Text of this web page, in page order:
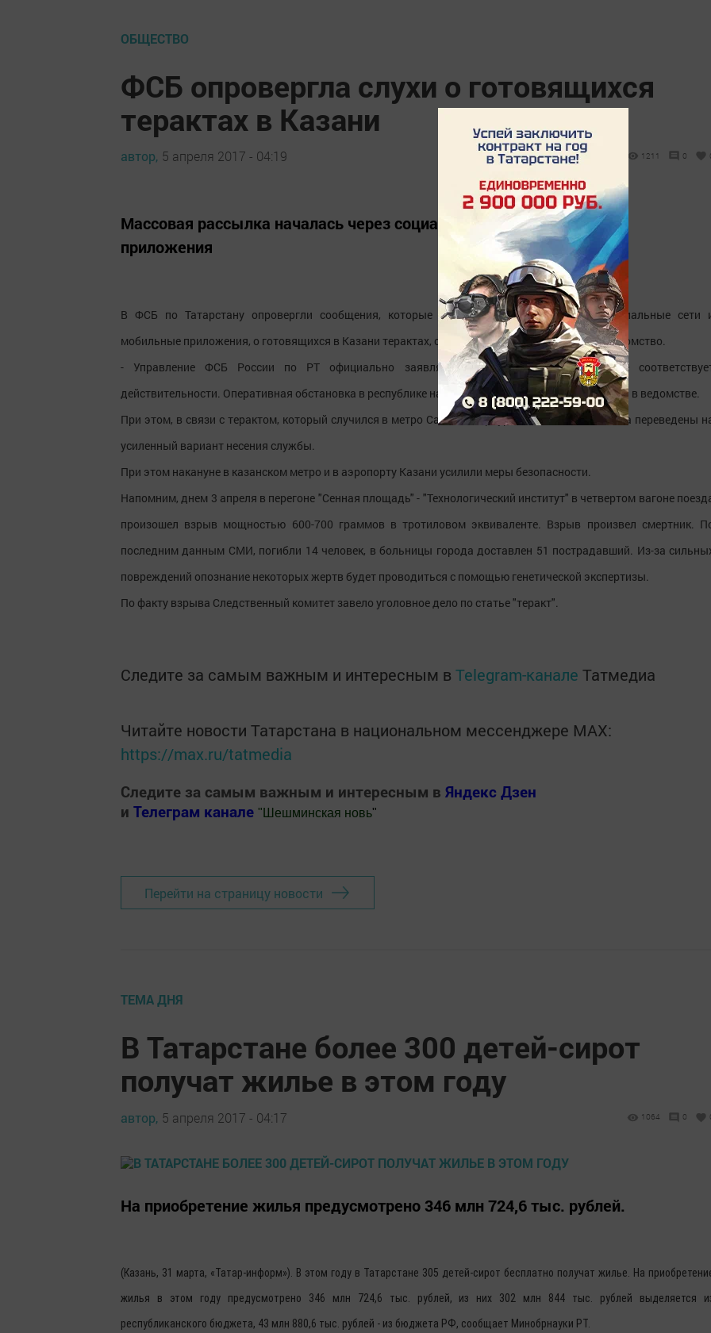
ОБЩЕСТВО
ФСБ опровергла слухи о готовящихся
терактах в Казани
автор, 5 апреля 2017 - 04:19 1211 0
Массовая рассылка началась через социальные сети и мобильные
приложения
В ФСБ по Татарстану опровергли сообщения, которые массово рассылаются через социальные сети
мобильные приложения, о готовящихся в Казани терактах, об этом сообщает пресс-служба ведомство.
- Управление ФСБ России по РТ официально заявляет, что данная информация не
действительности. Оперативная обстановка в республике находится под контролем, - сообщили в ведомстве.
При этом, в связи с терактом, который случился в метро Санкт-Петербурга, силовые ведомства переведены
усиленный вариант несения службы.
При этом накануне в казанском метро и в аэропорту Казани усилили меры безопасности.
Напомним, днем 3 апреля в перегоне "Сенная площадь" - "Технологический институт" в четвертом вагоне
произошел взрыв мощностью 600-700 граммов в тротиловом эквиваленте. Взрыв произвел смертник.
последним данным СМИ, погибли 14 человек, в больницы города доставлен 51 пострадавший. Из-за
повреждений опознание некоторых жертв будет проводиться с помощью генетической экспертизы.
По факту взрыва Следственный комитет завело уголовное дело по статье "теракт".
Следите за самым важным и интересным в Telegram-канале Татмедиа
Читайте новости Татарстана в национальном мессенджере MАХ:
https://max.ru/tatmedia
Следите за самым важным и интересным в Яндекс Дзен
и Телеграм канале " Шешминская новь"
Перейти на страницу новости
ТЕМА ДНЯ
В Татарстане более 300 детей-сирот
получат жилье в этом году
автор, 5 апреля 2017 - 04:17 1064 0
На приобретение жилья предусмотрено 346 млн 724,6 тыс. рублей.
(Казань, 31 марта, «Татар-информ»). В этом году в Татарстане 305 детей-сирот бесплатно получат жилье. На
жилья в этом году предусмотрено 346 млн 724,6 тыс. рублей, из них 302 млн 844 тыс. рублей выделяется
республиканского бюджета, 43 млн 880,6 тыс. рублей - из бюджета РФ, сообщает Минобрнауки РТ.